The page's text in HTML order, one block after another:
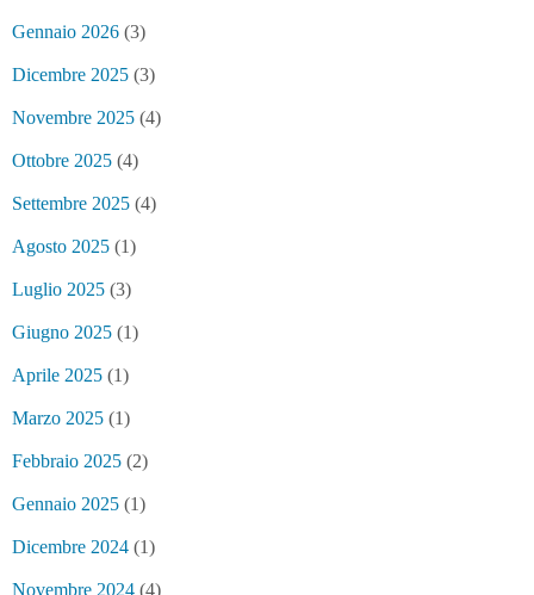
Gennaio 2026 (3)
Dicembre 2025 (3)
Novembre 2025 (4)
Ottobre 2025 (4)
Settembre 2025 (4)
Agosto 2025 (1)
Luglio 2025 (3)
Giugno 2025 (1)
Aprile 2025 (1)
Marzo 2025 (1)
Febbraio 2025 (2)
Gennaio 2025 (1)
Dicembre 2024 (1)
Novembre 2024 (4)